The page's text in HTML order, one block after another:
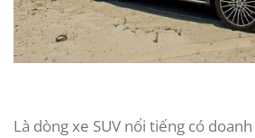
Là dòng xe SUV nổi tiếng có